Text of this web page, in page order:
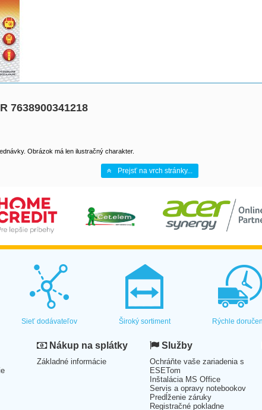
7638900341218
Obrázok má len ilustračný charakter.
Prejsť na vrch stránky...
Sieť dodávateľov Široký sortiment Rýchle
Nákup na splátky
Základné informácie
Služby
Ochráňte vaše zariadenia s
ESETom
Inštalácia MS Office
Servis a opravy notebookov
Predĺženie záruky
Registračné pokladne